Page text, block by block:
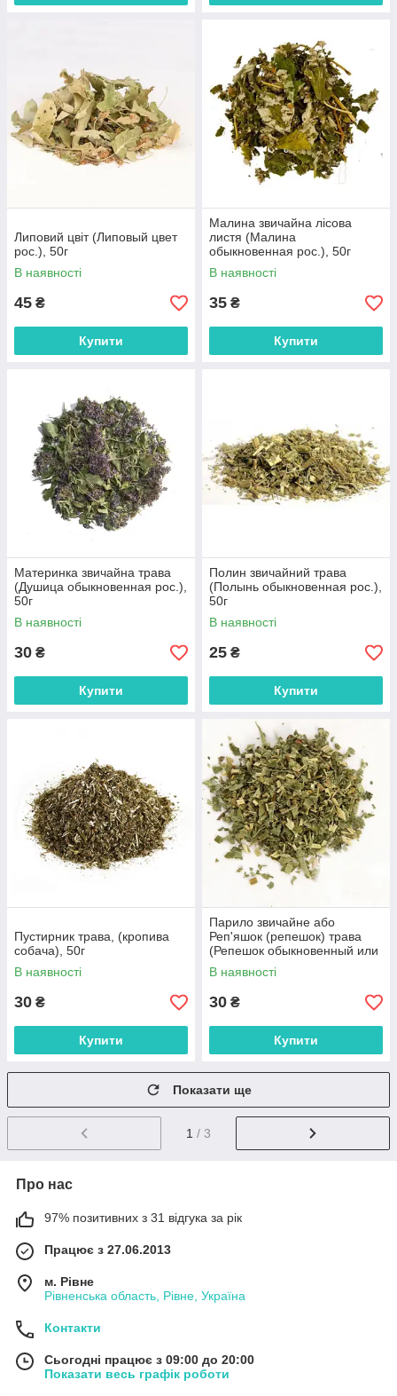
Липовий цвіт (Липовый цвет
рос.), 50г
В наявності
45 ₴
Купити
Малина звичайна лісова
листя (Малина
обыкновенная рос.), 50г
В наявності
35 ₴
Купити
Материнка звичайна трава
(Душица обыкновенная рос.),
50г
В наявності
30 ₴
Купити
Полин звичайний трава
(Полынь обыкновенная рос.),
50г
В наявності
25 ₴
Купити
Пустирник трава, (кропива
собача), 50г
В наявності
30 ₴
Купити
Парило звичайне або
Реп'яшок (репешок) трава
(Репешок обыкновенный или
Репейник рос.), 50г
В наявності
30 ₴
Купити
Показати ще
1 / 3
Про нас
97% позитивних з 31 відгука за рік
Працює з 27.06.2013
м. Рівне
Рівненська область, Рівне, Україна
Контакти
Сьогодні працює з 09:00 до 20:00
Показати весь графік роботи